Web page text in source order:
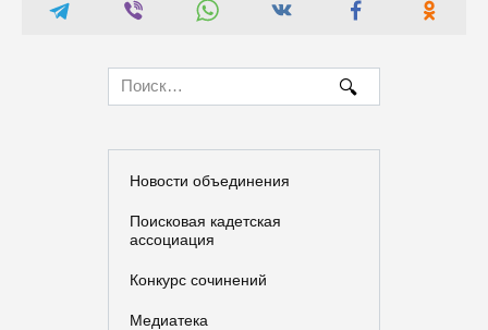
Search
for:
Новости объединения
Поисковая кадетская
ассоциация
Конкурс сочинений
Медиатека